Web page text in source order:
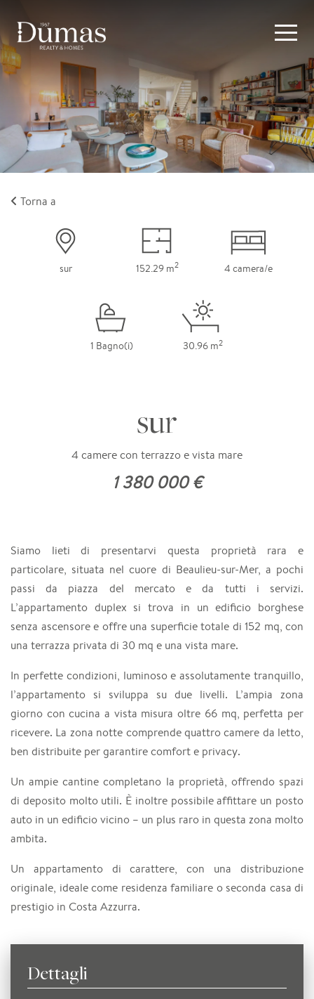
Torna a
sur 152.29 m2 4 camera/e
1 Bagno(i) 30.96 m2
sur
4 camere con terrazzo e vista mare
1 380 000 €
Siamo lieti di presentarvi questa proprietà rara e
particolare, situata nel cuore di Beaulieu-sur-Mer, a pochi
passi da piazza del mercato e da tutti i servizi.
L’appartamento duplex si trova in un edificio borghese
senza ascensore e offre una superficie totale di 152 mq, con
una terrazza privata di 30 mq e una vista mare.
In perfette condizioni, luminoso e assolutamente tranquillo,
l’appartamento si sviluppa su due livelli. L’ampia zona
giorno con cucina a vista misura oltre 66 mq, perfetta per
ricevere. La zona notte comprende quattro camere da letto,
ben distribuite per garantire comfort e privacy.
Un ampie cantine completano la proprietà, offrendo spazi
di deposito molto utili. È inoltre possibile affittare un posto
auto in un edificio vicino – un plus raro in questa zona molto
ambita.
Un appartamento di carattere, con una distribuzione
originale, ideale come residenza familiare o seconda casa di
prestigio in Costa Azzurra.
Dettagli